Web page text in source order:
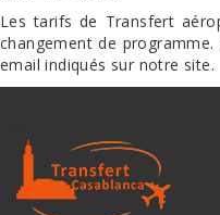
Les tarifs de Transfert
changement de
email indiqués sur notre site.